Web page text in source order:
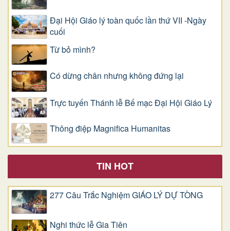
Đại Hội Giáo lý toàn quốc lần thứ VII -Ngày
cuối
Từ bỏ mình?
Có dừng chân nhưng không đứng lại
Trực tuyến Thánh lễ Bế mạc Đại Hội Giáo Lý
Thông điệp Magnifica Humanitas
TIN HOT
277 Câu Trắc Nghiệm GIÁO LÝ DỰ TÒNG
Nghi thức lễ Gia Tiên